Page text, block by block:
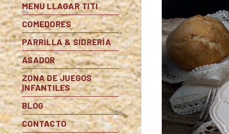
MENU LLAGAR TITI
COMEDORES
PARRILLA & SIDRERÍA
ASADOR
ZONA DE JUEGOS
INFANTILES
BLOG
CONTACTO